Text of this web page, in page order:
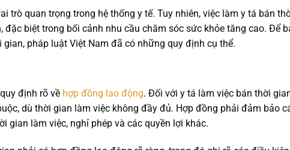
trò quan trọng trong hệ thống y tế. Tuy nhiên, việc làm y tá bán
đặc biệt trong bối cảnh nhu cầu chăm sóc sức khỏe tăng cao. Để
pháp luật Việt Nam đã có những quy định cụ thể.
định rõ về hợp đồng lao động. Đối với y tá làm việc bán thời
dù thời gian làm việc không đầy đủ. Hợp đồng phải đảm bảo
gian làm việc, nghỉ phép và các quyền lợi khác.